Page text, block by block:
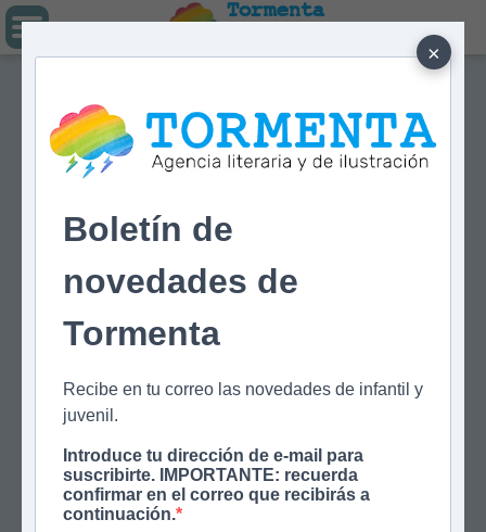
×
Boletín de
novedades de
Tormenta
Recibe en tu correo las novedades de infantil y
juvenil.
Introduce tu dirección de e-mail para
suscribirte. IMPORTANTE: recuerda
confirmar en el correo que recibirás a
continuación.
Tormenta